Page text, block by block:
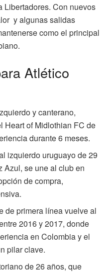
Libertadores. Con nuevos
y algunas salidas
como el principal
Atlético
y canterano,
Heart of Midlothian FC de
durante 6 meses.
izquierdo uruguayo de 29
Azul, se une al club en
de compra,
de primera línea vuelve al
2016 y 2017, donde
en Colombia y el
pilar clave.
de 26 años, que